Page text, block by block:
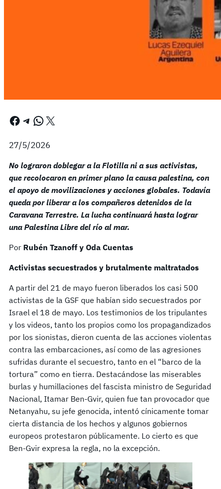
Facebook Telegram WhatsApp X
27/5/2026
No lograron doblegar a la Flotilla ni a sus activistas,
que recolocaron en primer plano la causa palestina, con
el apoyo de movilizaciones y acciones globales. Todavía
queda por liberar a los compañeros detenidos de la
Caravana Terrestre. La lucha continuará hasta lograr
una Palestina Libre del río al mar.
Por Rubén Tzanoff y Oda Cuentas
Activistas secuestrados y brutalmente maltratados
A partir del 21 de mayo fueron liberados los casi 500
activistas de la GSF que habían sido secuestrados por
Israel el 18 de mayo. Los testimonios de los tripulantes
y los videos, tanto los propios como los propagandizados
por los sionistas, dieron cuenta de las acciones violentas
contra las embarcaciones, así como de las agresiones
sufridas durante el secuestro, tanto en el “barco de la
tortura” como en tierra. Destacándose las miserables
burlas y humillaciones del fascista ministro de Seguridad
Nacional, Itamar Ben-Gvir, quien fue tan provocador que
Netanyahu, su jefe genocida, intentó cínicamente tomar
cierta distancia de los hechos y algunos gobiernos
europeos protestaron públicamente. Lo cierto es que
Ben-Gvir expresa la regla, no la excepción.